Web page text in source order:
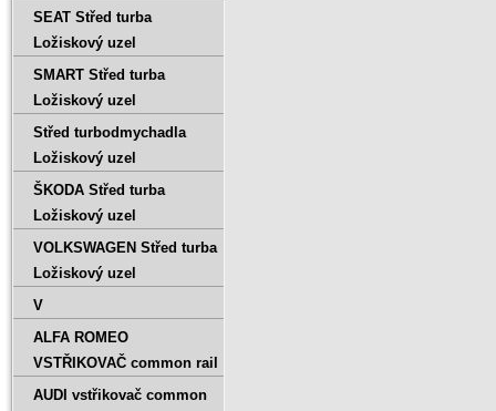
SEAT Střed turba
Ložiskový uzel
SMART Střed turba
Ložiskový uzel
Střed turbodmychadla
Ložiskový uzel
ŠKODA Střed turba
Ložiskový uzel
VOLKSWAGEN Střed turba
Ložiskový uzel
V
ALFA ROMEO
VSTŘIKOVAČ common rail
AUDI vstřikovač common